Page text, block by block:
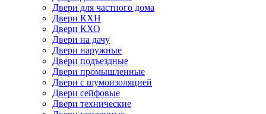
Двери для частного дома
Двери КХН
Двери КХО
Двери на дачу
Двери наружные
Двери подъездные
Двери промышленные
Двери с шумоизоляцией
Двери сейфовые
Двери технические